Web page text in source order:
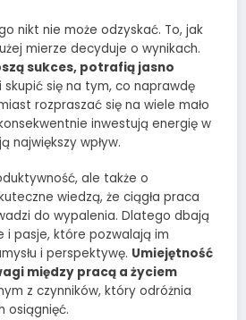
nikt nie może odzyskać. To, jak
mierze decyduje o wynikach.
sukces, potrafią jasno
i skupić się na tym, co naprawdę
rozpraszać się na wiele mało
inwestują energię w
największy wpływ.
ale także o
wiedzą, że ciągła praca
do wypalenia. Dlatego dbają
i pasje, które pozwalają im
i perspektywę. Umiejętność
między pracą a życiem
z czynników, który odróżnia
osiągnięć.